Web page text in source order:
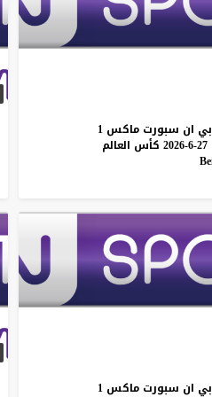
بي ان سبورت ماكس 1
27-6-2026 كأس العالم
بي ان سبورت ماكس 1